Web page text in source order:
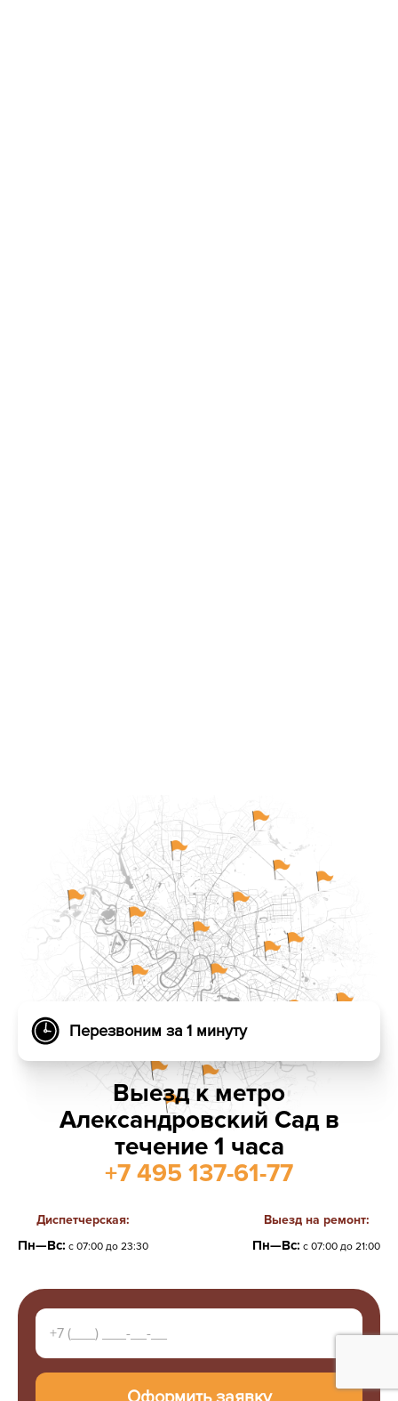
Выезд к метро
Александровский Сад в
течение 1 часа
+7 495 137-61-77
Диспетчерская:
Пн—Вс: с 07:00 до 23:30
Выезд на ремонт:
Пн—Вс: с 07:00 до 21:00
Перезвоним за 1 минуту